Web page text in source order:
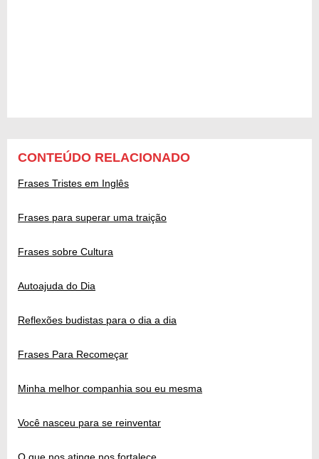
CONTEÚDO RELACIONADO
Frases Tristes em Inglês
Frases para superar uma traição
Frases sobre Cultura
Autoajuda do Dia
Reflexões budistas para o dia a dia
Frases Para Recomeçar
Minha melhor companhia sou eu mesma
Você nasceu para se reinventar
O que nos atinge nos fortalece